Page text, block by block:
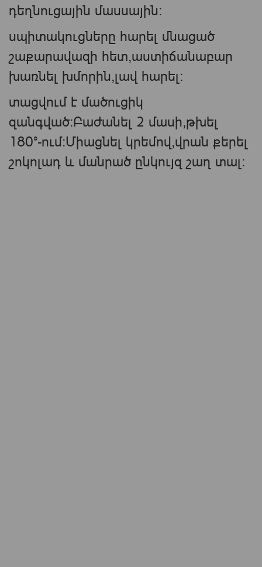
դեղնուցային մասսային:
սպիտակուցները հարել մնացած
շաքարավազի հետ,աստիճանաբար
խառնել խմորին,լավ հարել:
տացվում է մածուցիկ
զանգված:Բաժանել 2 մասի,թխել
180°-ում:Միացնել կրեմով,վրան քերել
շոկոլադ և մանրած ընկույզ շաղ տալ: